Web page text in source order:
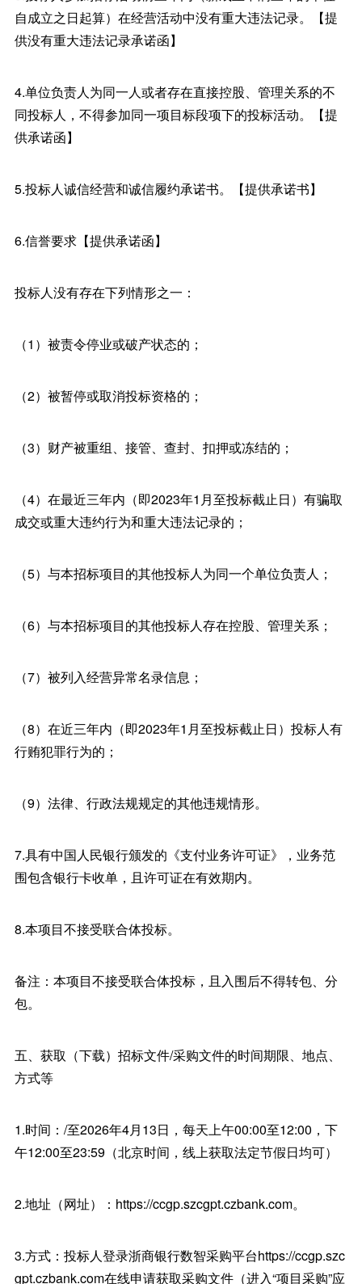
自成立之日起算）在经营活动中没有重大违法记录。【提
供没有重大违法记录承诺函】
4.单位负责人为同一人或者存在直接控股、管理关系的不
同投标人，不得参加同一项目标段项下的投标活动。【提
供承诺函】
5.投标人诚信经营和诚信履约承诺书。【提供承诺书】
6.信誉要求【提供承诺函】
投标人没有存在下列情形之一：
（1）被责令停业或破产状态的；
（2）被暂停或取消投标资格的；
（3）财产被重组、接管、查封、扣押或冻结的；
（4）在最近三年内（即2023年1月至投标截止日）有骗取
成交或重大违约行为和重大违法记录的；
（5）与本招标项目的其他投标人为同一个单位负责人；
（6）与本招标项目的其他投标人存在控股、管理关系；
（7）被列入经营异常名录信息；
（8）在近三年内（即2023年1月至投标截止日）投标人有
行贿犯罪行为的；
（9）法律、行政法规规定的其他违规情形。
7.具有中国人民银行颁发的《支付业务许可证》，业务范
围包含银行卡收单，且许可证在有效期内。
8.本项目不接受联合体投标。
备注：本项目不接受联合体投标，且入围后不得转包、分
包。
五、获取（下载）招标文件/采购文件的时间期限、地点、
方式等
1.时间：/至2026年4月13日，每天上午00:00至12:00，下
午12:00至23:59（北京时间，线上获取法定节假日均可）
2.地址（网址）：https://ccgp.szcgpt.czbank.com。
3.方式：投标人登录浙商银行数智采购平台https://ccgp.szc
gpt.czbank.com在线申请获取采购文件（进入“项目采购”应